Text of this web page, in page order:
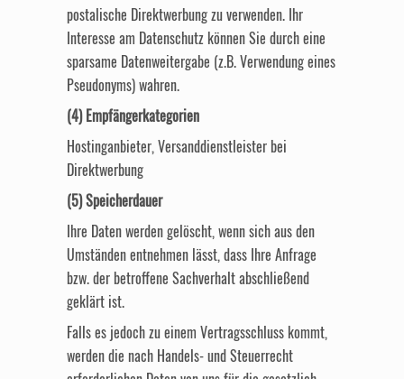
postalische Direktwerbung zu verwenden. Ihr
Interesse am Datenschutz können Sie durch eine
sparsame Datenweitergabe (z.B. Verwendung eines
Pseudonyms) wahren.
(4) Empfängerkategorien
Hostinganbieter, Versanddienstleister bei
Direktwerbung
(5) Speicherdauer
Ihre Daten werden gelöscht, wenn sich aus den
Umständen entnehmen lässt, dass Ihre Anfrage
bzw. der betroffene Sachverhalt abschließend
geklärt ist.
Falls es jedoch zu einem Vertragsschluss kommt,
werden die nach Handels- und Steuerrecht